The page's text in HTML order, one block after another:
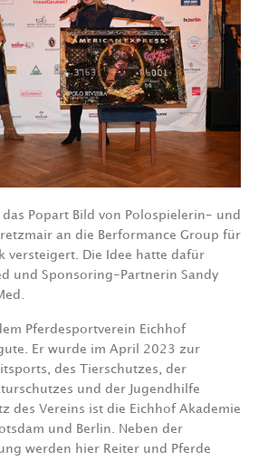
Popart Bild von Polospielerin- und
an die Berformance Group für
versteigert. Die Idee hatte dafür
und Sponsoring-Partnerin Sandy
Pferdesportverein Eichhof
Er wurde im April 2023 zur
des Tierschutzes, der
und der Jugendhilfe
des Vereins ist die Eichhof Akademie
und Berlin. Neben der
werden hier Reiter und Pferde